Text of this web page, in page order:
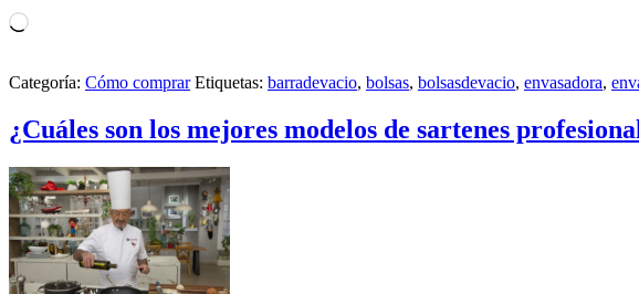
Cargando...
Categoría: Cómo comprar Etiquetas: barradevacio, bolsas, bolsasdevacio, envasadora,
¿Cuáles son los mejores modelos de sartenes